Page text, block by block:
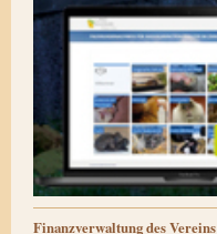
Finanzverwaltung des Vereins